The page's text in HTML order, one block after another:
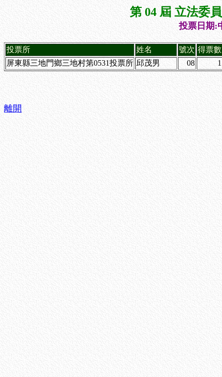
第 04 屆 立法委
投票日期:
投票所 姓名 號次 得票數
屏東縣三地門鄉三地村第0531投票所 邱茂男 08 1
離開